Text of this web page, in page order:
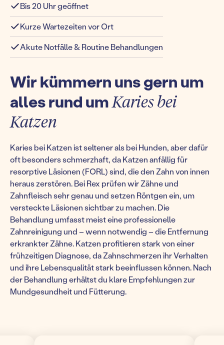
Bis 20 Uhr geöffnet
Kurze Wartezeiten vor Ort
Akute Notfälle & Routine Behandlungen
Wir kümmern uns gern um
alles rund umKaries bei
Katzen
Karies bei Katzen ist seltener als bei Hunden, aber dafür
oft besonders schmerzhaft, da Katzen anfällig für
resorptive Läsionen (FORL) sind, die den Zahn von innen
heraus zerstören. Bei Rex prüfen wir Zähne und
Zahnfleisch sehr genau und setzen Röntgen ein, um
versteckte Läsionen sichtbar zu machen. Die
Behandlung umfasst meist eine professionelle
Zahnreinigung und – wenn notwendig – die Entfernung
erkrankter Zähne. Katzen profitieren stark von einer
frühzeitigen Diagnose, da Zahnschmerzen ihr Verhalten
und ihre Lebensqualität stark beeinflussen können. Nach
der Behandlung erhältst du klare Empfehlungen zur
Mundgesundheit und Fütterung.